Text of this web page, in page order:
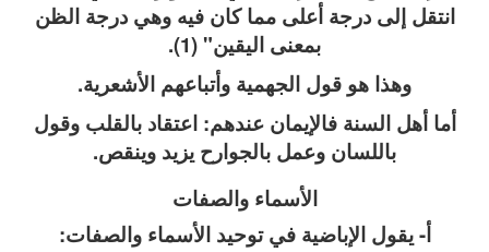
انتقل إلى درجة أعلى مما كان فيه وهي درجة الظن
بمعنى اليقين" (1).
وهذا هو قول الجهمية وأتباعهم الأشعرية.
أما أهل السنة فالإيمان عندهم: اعتقاد بالقلب وقول
باللسان وعمل بالجوارح يزيد وينقص.
الأسماء والصفات
أ- يقول الإباضية في توحيد الأسماء والصفات: